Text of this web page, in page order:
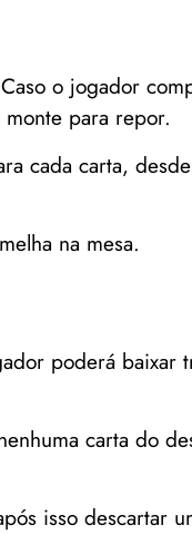
o jogador
para repor.
cada carta,
na mesa.
poderá baixar
carta do
isso descartar